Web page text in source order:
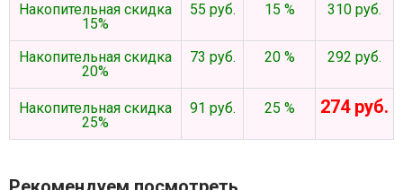
Накопительная скидка
15%
55 руб. 15 % 310 руб.
Накопительная скидка
20%
73 руб. 20 % 292 руб.
Накопительная скидка
25%
91 руб. 25 % 274 руб.